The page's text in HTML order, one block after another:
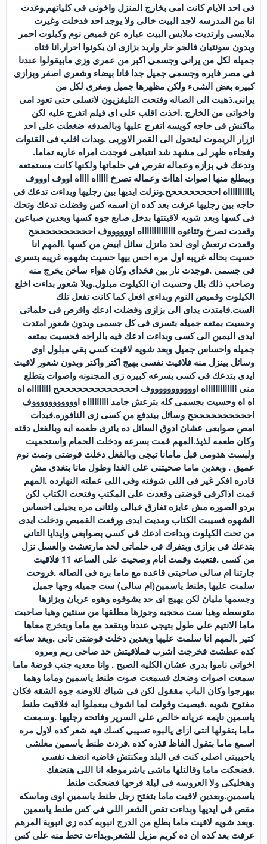
فى احد الايام كانت امى بخارج المنزل واخونى فى كلياتهم.وعدت
انا من المدرسه لاجد البيت خالى ولا يوجد احد فدخلت وغيرت
ملابسى وارتديت ملابس البيت عباره عن قميص نوم وكيلوت احمر
وبدون سونتيان فالجو حار واريد بزازى ان يكونوا احرار.انا فتاه
جميله لكل من يرانى وجسمى اكبر من عمرى وزى مابيقولوا عندنا
فى مصر فايره وجسمى جميل جدا فانا بيضاء وشعرى اصفر وبزازى
كبيره بعض الشىء ولكن مظهرها جميل ومغرى لكل من
يرانى.ذهبت الى الصاله وفتحت التليفزيون لاتسلى حتى تعود امى
واخواتى من الخارج .اخذت اقلب على اى فيلم اتفرج عليه لكن
ماكنش فى حاجه كويسه اتفرج عليها وبالصدفه ضغطت على احد
ازرار الريموت ليتحول الى القمر الاوربى .وبدات اقلب فى القنوات
وفجاءه ظهر لى مشهد شد انتباهى فوجدت امراه عاريه تماما.
وتدعك فى بزازه وعماله تقرص فى حلماتها ولكنها كانت مستمتعه
وبيطلع منها اصوات اهاات وعماله تصرخ اااااه ااااه اووف اوووف
يااااااااااه اححححححححح.ونزلت ايديها بين رجليها وبداءت تدعك فى
حاجه بين رجليها عرفت بعد كده ان اسمه كس وفضلت تدعك وتحك
فى كسها وبعد شويه لاقيتتها بدخل صابع جوه كسها وبعدين صباعين
وقعدت تصرخ وتتاءوه ااااااااااااااه اووووووف اححححححححححح
وقعدت ترتعش اوى لحد مانزل سائل ابيض من كسها .المهم انا
حسيت بحاله غريبه اول مره احس بيها حسيت بشهوه غريبه بتسرى
فى جسمى .فوجدت نار بين فخداى وكان هواء ساخن يخرج منه
وصاحب ذلك بلل وحسيت ان الكيلوت مبلول.وبلا شعور بداءت اخلع
الكيلوت وقميص النوم وبداءى افعل كما كانت تفعل تلك
الست.فامتدت يداى الى بزازى وفضلت ادعك واقرص فى حلماتى
وحسيت بمتعه جميله بتسرى فى كل جسمى وبدون شعور امتدت
ايدى اليمين الى كسى وبداءت ادعك فيه بالراحه فحسيت بمتعه
جميله واحساس جميل وبعد شويه لاقيت كسى بقى مبلول اوى
وسائل بينزل منه فلاقيت نفسى بهيج اكتر واكتر وبدون شعور لاقيت
ايدى بتدعك فى كسى بسرعه كبيره زى المجنونه واصوات بتطلع
منى اااااااااااااه اوووووووووووف احححححححححححححح ااااااااه اه
اه اه وحسيت بجسمى كله بترعش جامد اااااااااه اوووووووووووف
اححححححححححح وسائل بيندفع من كسى زى النافوره.فبدات
امص صوابعى عشان ادوق السائل ده ياترى طعمه ايه وبالفعل دقته
وكان طعمه لذيذ.المهم قمت بسرعه ودخلت الحمام واستحميت
ولبست هدومى قبل مامانا تيجى وبالفعل دخلت قوضتى ونمت نوم
عميق . وبعدين ماما صحيتنى على الغدا وطول مانا بتغدى مش
قادره افكر غير فى اللى شوفته وفى اللى عملته النهارده .المهم
قمت اذاكرفى قوضتى وقعدت على المكتب وفتحت الكتاب لكن
بردو الصوره مش عايزه تفارق خيالى ولتانى مره يجيلى احساس
الشهوه فسيبت الكتاب ومديت ايدى ورفعت القميص ودخلت ايدى
من تحت الكيلوت وبداءت ادعك فى كسى بصوابعى وايدايا التانى
بتدعك فى بزازى وبتفرك فى حلماتى لحد مارتعشت والعسل نزل
من كسى .فتعبت وقمت انام وصحيت على الساعه 11 فلاقيت
جارتنا ام سالى صاحبتى قاعده مع ماما بره فى الصاله .فروحت
سلمت عليها ,طنط ياسمين(ام سالى) ست جميله وجها جميل
وجسمها مليان لكن يهيج اى حد يشوفوه وهوه عريان وبزازها
متوسطه وهيا ست محجبه وجوزها مطلقها من سنتين وهيا صاحبت
ماما الانتيم على طول بتيجى عندنا وبتقعد مع ماما وبتخرج معاها
كتير .المهم انا سلمت عليها وبعدين دخلت قوضتى تانى .وبعد ساعه
كده عطشت فخرجت اشرب فملاقيتش حد صاحى ريم ومروه
اخواتى ناموا بدرى عشان الكليه الصبح . وانا معديه جنب قوضة ماما
سمعت اصوات وضحك فسمعت صوت طنط ياسمين وماما وهما
بيهرجوا وكان الباب مقفول لكن فى شباك للاوضه جوه الشقه فكان
مفتوح شويه .فبصيت وقولت لما اشوف بيعملوا ايه فلاقيت طنط
ياسمين نايمه عريانه خالص على السرير وفاتحه رجليها .وسمعت
ماما بتقولها انتى ازاى يالبوه تسيبى كسك فيه شعر كده لاول مره
اسمع ماما بتقول الفاظ قذره كده .فردت طنط ياسمين معلشى
ياحبيبتى اصلى كنت فى البلد ومكنتش فاضيه انضف نفسى
.فضحكت ماما وقالتلها ماشى ياشرموطه انا اللى هنضفك
وهخليكى ولا العروسه فى ليلة فرحها فضحكت طنط
ياسمين.وبعدين لاقيت ماما بتفتح رجل طنط ياسمين اوى وماسكه
مقص فى ايديها وبداءت تقص الشعر اللى فى كس طنط ياسمين
.وبعد شويه لاقيت ماما بطلع من الدرج انبوبه كده زى انبوبة المرهم
عرفت بعد كده ان ده كريم مزيل للشعر.وبداءت تحط منه على كس